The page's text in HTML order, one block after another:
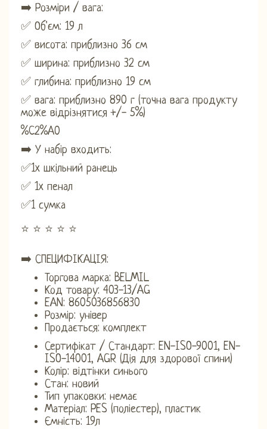
➡️ Розміри / вага:
✅ Об'єм: 19 л
✅ висота: приблизно 36 см
✅ ширина: приблизно 32 см
✅ глибина: приблизно 19 см
✅ вага: приблизно 890 г (точна вага продукту
може відрізнятися +/- 5%)
%C2%A0
➡️ У набір входить:
✅1x шкільний ранець
✅ 1x пенал
✅1 сумка
⭐ ⭐ ⭐ ⭐ ⭐
➡️ СПЕЦИФІКАЦІЯ:
Торгова марка: BELMIL
Код товару: 403-13/AG
EAN: 8605036856830
Розмір: універ
Продається: комплект
Сертифікат / Стандарт: EN-ISO-9001, EN-
ISO-14001, AGR (Дія для здорової спини)
Колір: відтінки синього
Стан: новий
Тип упаковки: немає
Матеріал: PES (поліестер), пластик
Ємність: 19л